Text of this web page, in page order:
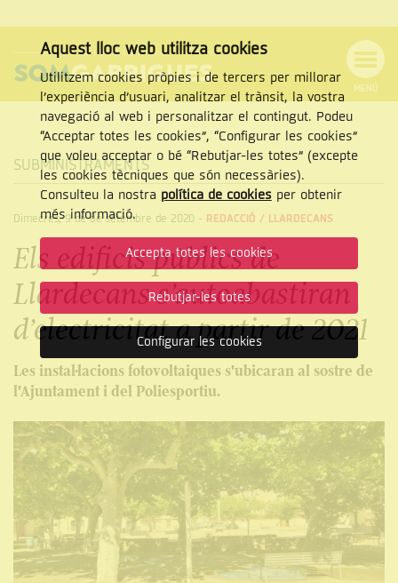
NAVEGACIÓ
MENÚ
Cercar
CERCAR
SUBMINISTRAMENTS
Dimecres, 9 de de setembre de 2020 - REDACCIÓ / LLARDECANS
Els edificis públics de
Llardecans s’autoabastiran
d’electricitat a partir de 2021
Les instal·lacions fotovoltaiques s'ubicaran al sostre de
l'Ajuntament i del Poliesportiu.
Aquest lloc web utilitza cookies
Utilitzem cookies pròpies i de tercers per millorar
l’experiència d’usuari, analitzar el trànsit, la vostra
navegació al web i personalitzar el contingut. Podeu
“Acceptar totes les cookies”, “Configurar les cookies”
que voleu acceptar o bé “Rebutjar-les totes” (excepte
les cookies tècniques que són necessàries).
Consulteu la nostra política de cookiesper obtenir
més informació.
Accepta totes les cookies
Rebutjar-les totes
Configurar les cookies